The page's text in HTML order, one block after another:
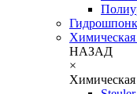
НАЗАД
×